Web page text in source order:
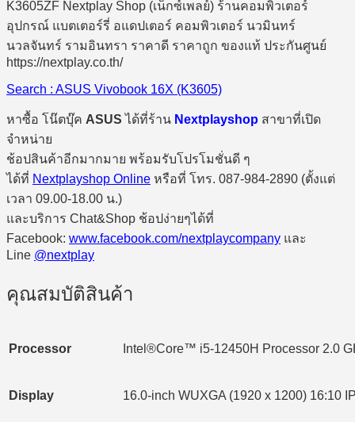
Search : ASUS Vivobook 16X (K3605)
หาซื้อ โน๊ตบุ๊ค ASUS ได้ที่ร้าน Nextplayshop สาขาที่เปิด
จำหน่าย
ช้อปสินค้าอีกมากมาย พร้อมรับโปรโมชั่นดี ๆ
ได้ที่ Nextplayshop Online หรือที่ โทร. 087-984-2890 (ตั้งแต่
เวลา 09.00-18.00 น.)
และบริการ Chat&Shop ช้อปง่ายๆได้ที่
Facebook: www.facebook.com/nextplaycompany และ
Line @nextplay
คุณสมบัติสินค้า
Processor Intel®Core™ i5-12450H Processor 2.0
Display 16.0-inch WUXGA (1920 x 1200) 16:10